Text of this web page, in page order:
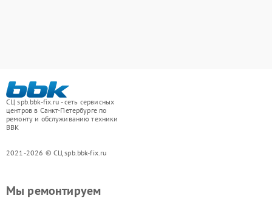
СЦ spb.bbk-fix.ru - сеть сервисных
центров в Санкт-Петербурге по
ремонту и обслуживанию техники
BBK
2021-2026 © СЦ spb.bbk-fix.ru
Мы ремонтируем